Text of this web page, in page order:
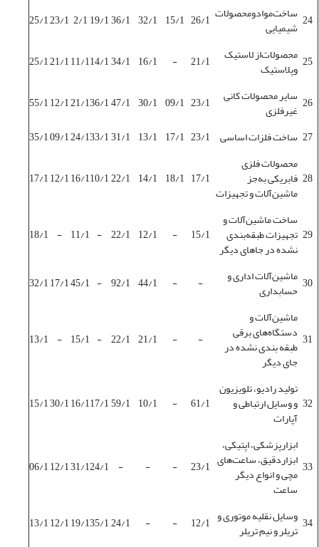
24 ساخت‌موادومحصولات
شیمیایی 26/1
15/1
32/1
36/1
19/1
2/1
23/1
25/1
25 محصولات‌از لاستیک‌
وپلاستیک 21/1
-
16/1
34/1
14/1
11/1
21/1
25/1
26 سایر محصولات کانی
غیرفلزی 23/1
09/1
30/1
47/1
36/1
21/1
12/1
55/1
27 ساخت فلزات اساسی 23/1
17/1
13/1
31/1
33/1
24/1
09/1
35/1
28
محصولات فلزی
فابریکی به‌جز
ماشین‌آلات و تجهیزات
17/1
18/1
14/1
22/1
10/1
16/1
12/1
17/1
29
ساخت ماشین‌آلات و
تجهیزات طبقه‌بندی
نشده در جاهای دیگر
15/1
-
12/1
22/1
-
11/1
-
18/1
30 ماشین‌آلات اداری و
حسابداری -
-
44/1
92/1
-
45/1
17/1
32/1
31
ماشین‌آلات و
دستگاه‌های برقی
طبقه بندی نشده در
جای دیگر
-
-
21/1
22/1
-
15/1
-
13/1
32
تولید رادیو، تلویزیون
و وسایل ارتباطی و
آپارات
61/1
-
10/1
59/1
17/1
16/1
30/1
15/1
33
ابزارپزشکی، اپتیکی،
ابزاردقیق، ساعت‌های
مچی و انواع دیگر
ساعت
23/1
-
-
-
24/1
31/1
12/1
06/1
34 وسایل نقلیه موتوری و
تریلر و نیم تریلر 12/1
-
-
24/1
35/1
19/1
12/1
13/1